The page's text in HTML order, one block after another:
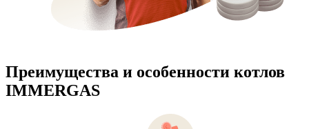
Преимущества и особенности котлов
IMMERGAS